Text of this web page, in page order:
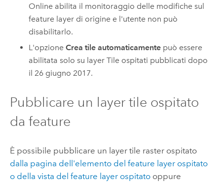
Online abilita il monitoraggio delle modifiche sul
feature layer di origine e l'utente non può
disabilitarlo.
L'opzioneCrea tile automaticamente può essere
abilitata solo su layer Tile ospitati pubblicati dopo
il 26 giugno 2017.
Pubblicare un layer tile ospitato
da feature
È possibile pubblicare un layer tile raster ospitato
dalla pagina dell'elemento del feature layer ospitato
o della vista del feature layer ospitatooppure